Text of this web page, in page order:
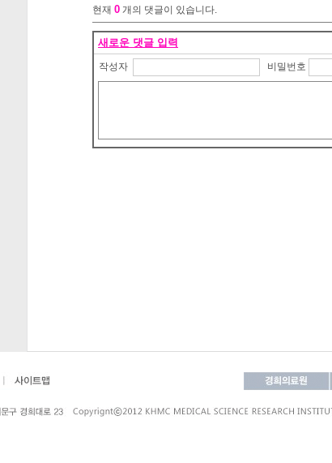
현재 0 개의 댓글이 있습니다.
새로운 댓글 입력
작성자 비밀번호